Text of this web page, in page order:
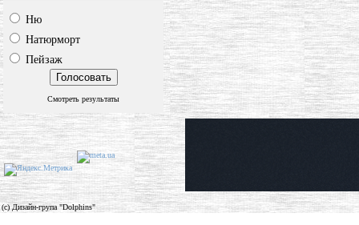
Ню
Натюрморт
Пейзаж
Смотреть результаты
(c) Дизайн-група "Dolphins"